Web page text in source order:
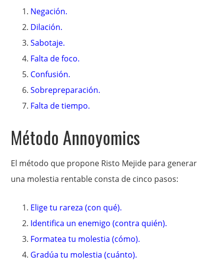
Negación.
Dilación.
Sabotaje.
Falta de foco.
Confusión.
Sobrepreparación.
Falta de tiempo.
Método Annoyomics
El método que propone Risto Mejide para generar
una molestia rentable consta de cinco pasos:
Elige tu rareza (con qué).
Identifica un enemigo (contra quién).
Formatea tu molestia (cómo).
Gradúa tu molestia (cuánto).